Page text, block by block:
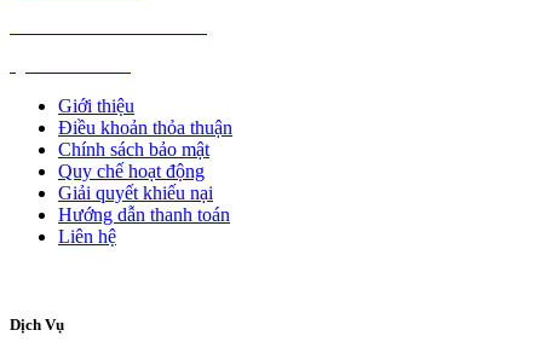
Giới thiệu
Điều khoản thỏa thuận
Chính sách bảo mật
Quy chế hoạt động
Giải quyết khiếu nại
Hướng dẫn thanh toán
Liên hệ
Dịch Vụ